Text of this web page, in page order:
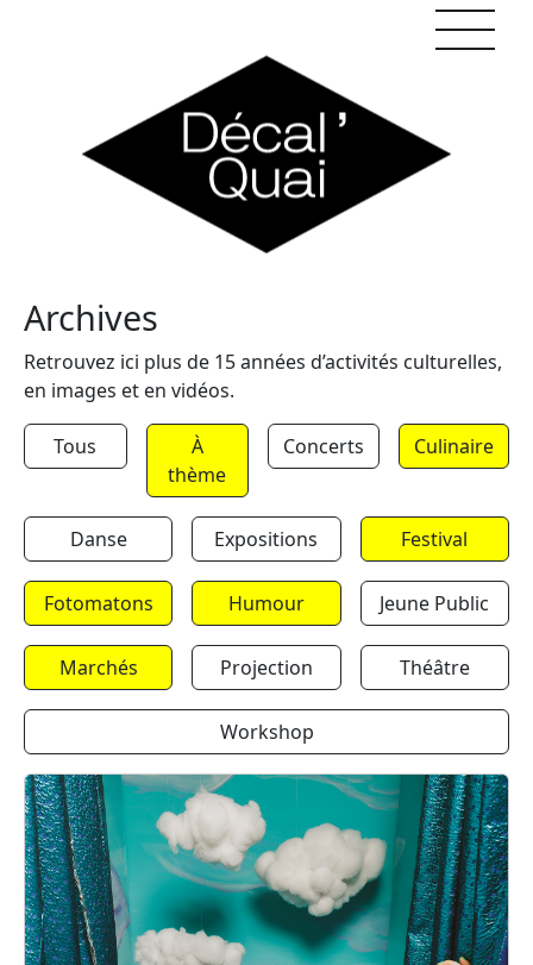
Archives
Retrouvez ici plus de 15 années d’activités culturelles,
en images et en vidéos.
Tous
À
thème
Concerts Culinaire
Danse Expositions Festival
Fotomatons Humour Jeune Public
Marchés Projection Théâtre
Workshop